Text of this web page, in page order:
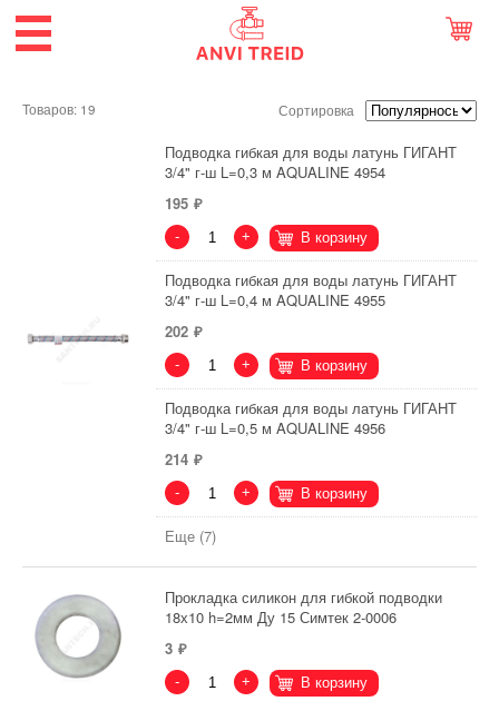
Товаров: 19 Сортировка
Подводка гибкая для воды латунь ГИГАНТ
3/4" г-ш L=0,3 м AQUALINE 4954
195
- + В корзину
Подводка гибкая для воды латунь ГИГАНТ
3/4" г-ш L=0,4 м AQUALINE 4955
202
- + В корзину
Подводка гибкая для воды латунь ГИГАНТ
3/4" г-ш L=0,5 м AQUALINE 4956
214
- + В корзину
Еще (7)
Прокладка силикон для гибкой подводки
18х10 h=2мм Ду 15 Симтек 2-0006
3
- + В корзину